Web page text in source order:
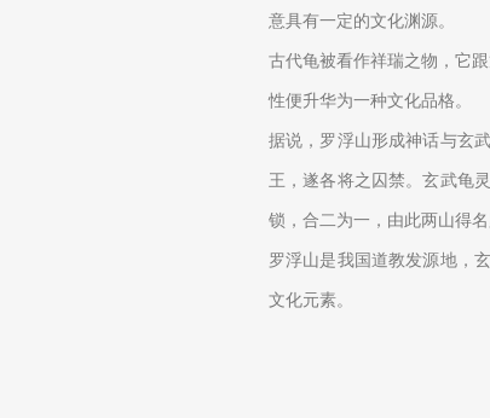
意具有一定的文化渊源。
古代龟被看作祥瑞之物，它
性便升华为一种文化品格。
据说，罗浮山形成神话与玄
王，遂各将之囚禁。玄武龟
锁，合二为一，由此两山得
罗浮山是我国道教发源地，
文化元素。